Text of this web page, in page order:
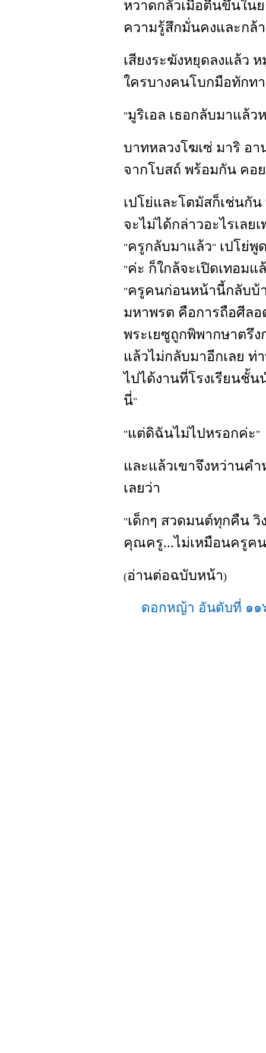
หวาดกลัวเมื่อตื่นขึ้นใน
ความรู้สึกมั่นคงและกล้
เสียงระฆังหยุดลงแล้ว
ใครบางคนโบกมือทักท
"มูริเอล เธอกลับมาแล้ว
บาทหลวงโฆเซ่ มาริ อ
จากโบสถ์ พร้อมกัน คอ
เปโย่และโตมัสก็เช่นกั
จะไม่ได้กล่าวอะไรเลย
"ครูกลับมาแล้ว" เปโย่พู
"ค่ะ ก็ใกล้จะเปิดเทอมแ
"ครูคนก่อนหน้านี้กลับบ้
มหาพรต คือการถือศีล
พระเยซูถูกพิพากษาตรึง
แล้วไม่กลับมาอีกเลย
ไปได้งานที่โรงเรียนชั้น
นี่"
"แต่ดิฉันไม่ไปหรอกค่ะ"
และแล้วเขาจึงหว่านค
เลยว่า
"เด็กๆ สวดมนต์ทุกคืน วิ
คุณครู...ไม่เหมือนครูค
(อ่านต่อฉบับหน้า)
ดอกหญ้า อันดับที่ ๑